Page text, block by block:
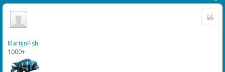
O
MartijnFish
1000+